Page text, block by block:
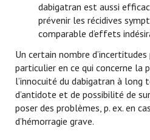
dabigatran est aussi
prévenir les récidives
comparable d’effets
Un certain nombre
particulier en ce qui concerne
l’innocuité du dabigatran à long
d’antidote et de possibilité de
poser des problèmes, p. ex. en
d’hémorragie grave.